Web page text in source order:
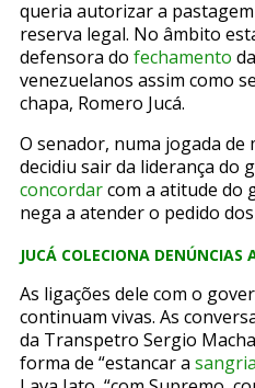
queria autorizar a
reserva legal. No âmbito
defensora do fechamento
venezuelanos assim como
chapa, Romero Jucá.
O senador, numa jogada
decidiu sair da liderança do
concordarcom a atitude do
nega a atender o pedido
JUCÁ COLECIONA DENÚNCIAS
As ligações dele com o
continuam vivas. As
da Transpetro Sergio
forma de “estancar a sangria